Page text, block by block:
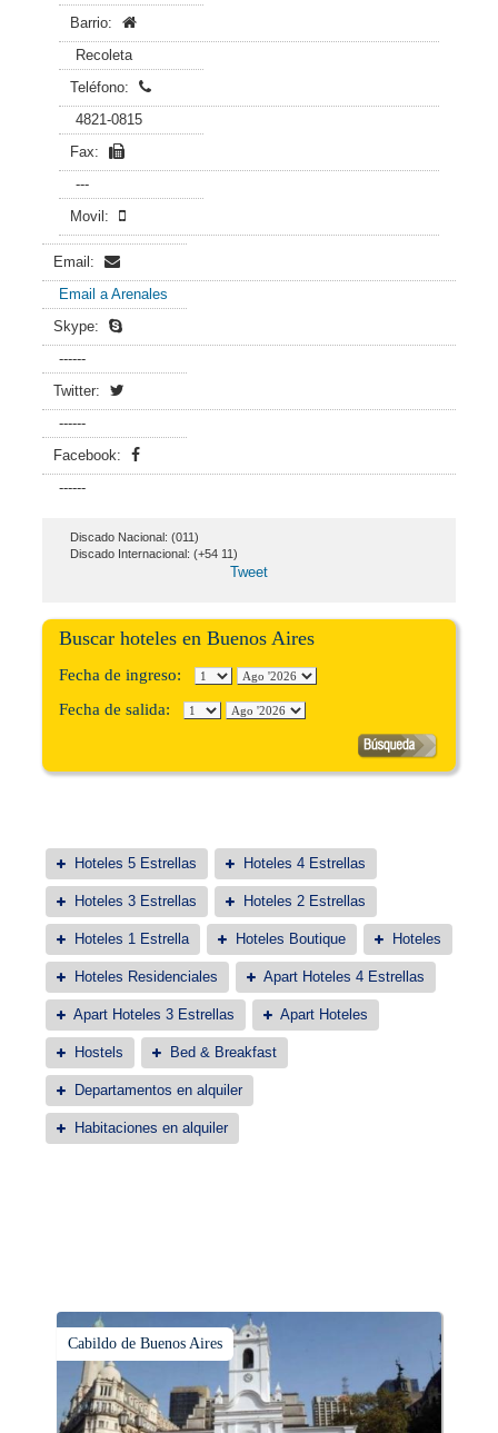
Barrio:
Recoleta
Teléfono:
4821-0815
Fax:
---
Movil:
Email:
Email a Arenales
Skype:
------
Twitter:
------
Facebook:
------
Discado Nacional: (011)
Discado Internacional: (+54 11)
Tweet
Buscar hoteles en Buenos Aires
Fecha de ingreso:
Fecha de salida:
Hoteles 5 Estrellas Hoteles 4 Estrellas
Hoteles 3 Estrellas Hoteles 2 Estrellas
Hoteles 1 Estrella Hoteles Boutique Hoteles
Hoteles Residenciales Apart Hoteles 4 Estrellas
Apart Hoteles 3 Estrellas Apart Hoteles
Hostels Bed & Breakfast
Departamentos en alquiler
Habitaciones en alquiler
Cabildo de Buenos Aires